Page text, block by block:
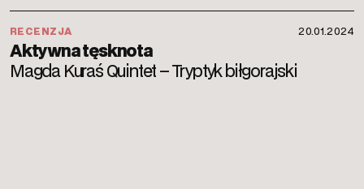
Aktywna tęsknota
Magda Kuraś Quintet – Tryptyk biłgorajski
RECENZJA 20.01.2024